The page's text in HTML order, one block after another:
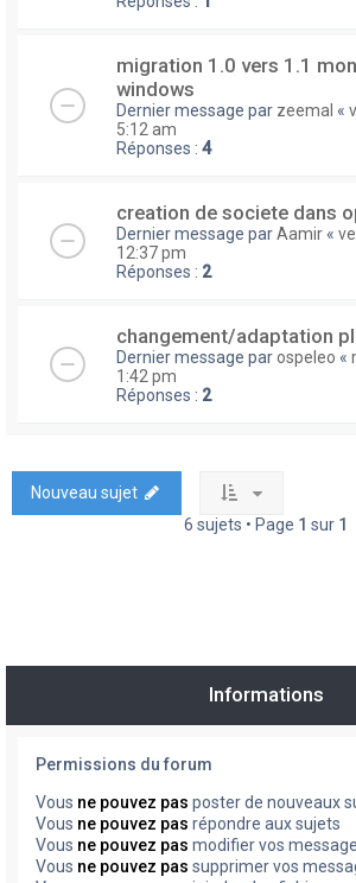
migration 1.0 vers 1.1
windows
Dernier message par zeemal «
5:12 am
Réponses : 4
creation de societe dans
Dernier message parAamir «
12:37 pm
Réponses : 2
changement/adaptation
Dernier message parospeleo «
1:42 pm
Réponses : 2
Nouveau sujet
6 sujets • Page 1 sur 1
Informations
Permissions du forum
Vous ne pouvez pas poster de nouveaux
Vous ne pouvez pas répondre aux sujets
Vous ne pouvez pas modifier vos
Vous ne pouvez pas supprimer vos